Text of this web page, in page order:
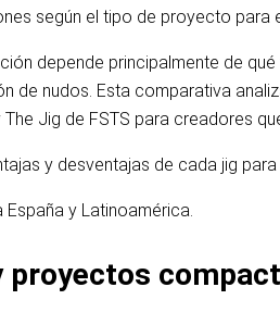
según el tipo de proyecto
depende principalmente de
nudos. Esta comparativa
Jig de FSTS para creadores
y desventajas de cada jig para
y Latinoamérica.
proyectos